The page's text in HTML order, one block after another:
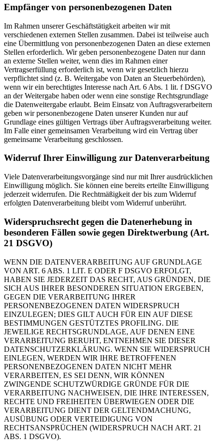
Empfänger von personenbezogenen Daten
Im Rahmen unserer Geschäftstätigkeit arbeiten wir mit
verschiedenen externen Stellen zusammen. Dabei ist teilweise auch
eine Übermittlung von personenbezogenen Daten an diese externen
Stellen erforderlich. Wir geben personenbezogene Daten nur dann
an externe Stellen weiter, wenn dies im Rahmen einer
Vertragserfüllung erforderlich ist, wenn wir gesetzlich hierzu
verpflichtet sind (z. B. Weitergabe von Daten an Steuerbehörden),
wenn wir ein berechtigtes Interesse nach Art. 6 Abs. 1 lit. f DSGVO
an der Weitergabe haben oder wenn eine sonstige Rechtsgrundlage
die Datenweitergabe erlaubt. Beim Einsatz von Auftragsverarbeitern
geben wir personenbezogene Daten unserer Kunden nur auf
Grundlage eines gültigen Vertrags über Auftragsverarbeitung weiter.
Im Falle einer gemeinsamen Verarbeitung wird ein Vertrag über
gemeinsame Verarbeitung geschlossen.
Widerruf Ihrer Einwilligung zur Datenverarbeitung
Viele Datenverarbeitungsvorgänge sind nur mit Ihrer ausdrücklichen
Einwilligung möglich. Sie können eine bereits erteilte Einwilligung
jederzeit widerrufen. Die Rechtmäßigkeit der bis zum Widerruf
erfolgten Datenverarbeitung bleibt vom Widerruf unberührt.
Widerspruchsrecht gegen die Datenerhebung in
besonderen Fällen sowie gegen Direktwerbung (Art.
21 DSGVO)
WENN DIE DATENVERARBEITUNG AUF GRUNDLAGE
VON ART. 6 ABS. 1 LIT. E ODER F DSGVO ERFOLGT,
HABEN SIE JEDERZEIT DAS RECHT, AUS GRÜNDEN, DIE
SICH AUS IHRER BESONDEREN SITUATION ERGEBEN,
GEGEN DIE VERARBEITUNG IHRER
PERSONENBEZOGENEN DATEN WIDERSPRUCH
EINZULEGEN; DIES GILT AUCH FÜR EIN AUF DIESE
BESTIMMUNGEN GESTÜTZTES PROFILING. DIE
JEWEILIGE RECHTSGRUNDLAGE, AUF DENEN EINE
VERARBEITUNG BERUHT, ENTNEHMEN SIE DIESER
DATENSCHUTZERKLÄRUNG. WENN SIE WIDERSPRUCH
EINLEGEN, WERDEN WIR IHRE BETROFFENEN
PERSONENBEZOGENEN DATEN NICHT MEHR
VERARBEITEN, ES SEI DENN, WIR KÖNNEN
ZWINGENDE SCHUTZWÜRDIGE GRÜNDE FÜR DIE
VERARBEITUNG NACHWEISEN, DIE IHRE INTERESSEN,
RECHTE UND FREIHEITEN ÜBERWIEGEN ODER DIE
VERARBEITUNG DIENT DER GELTENDMACHUNG,
AUSÜBUNG ODER VERTEIDIGUNG VON
RECHTSANSPRÜCHEN (WIDERSPRUCH NACH ART. 21
ABS. 1 DSGVO).